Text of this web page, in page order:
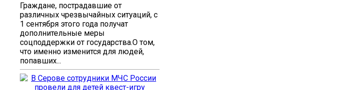
Граждане, пострадавшие от
различных чрезвычайных ситуаций, с
1 сентября этого года получат
дополнительные меры
соцподдержки от государства.О том,
что именно изменится для людей,
попавших...